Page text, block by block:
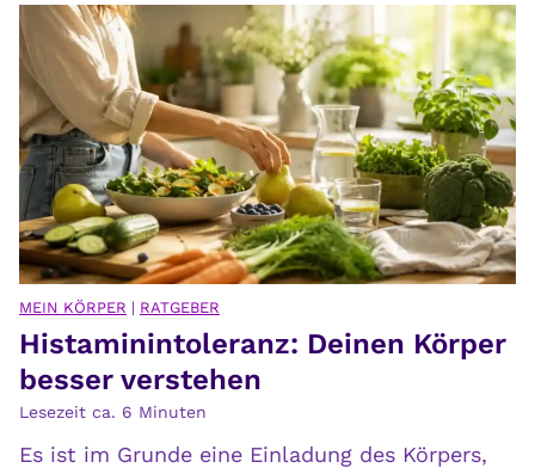
h
t
a
u
c
h
s
i
c
h
e
b
r
e
n
F
r
i
e
d
e
n
f
i
MEIN KÖRPER | RATGEBER
Histaminintoleranz: Deinen Körper
besser verstehen
Lesezeit ca. 6 Minuten
Es ist im Grunde eine Einladung des Körpers,